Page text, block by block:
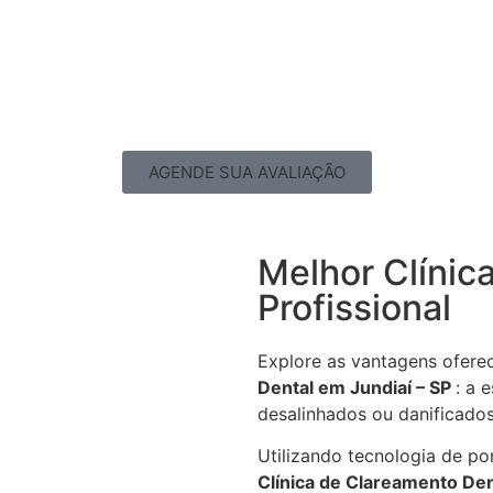
AGENDE SUA AVALIAÇÃO
Melhor
Profissional
Explore as vantagens
Dental em Jundiaí – SP : a
desalinhados ou
Utilizando tecnologia de
Clínica de Clareamento